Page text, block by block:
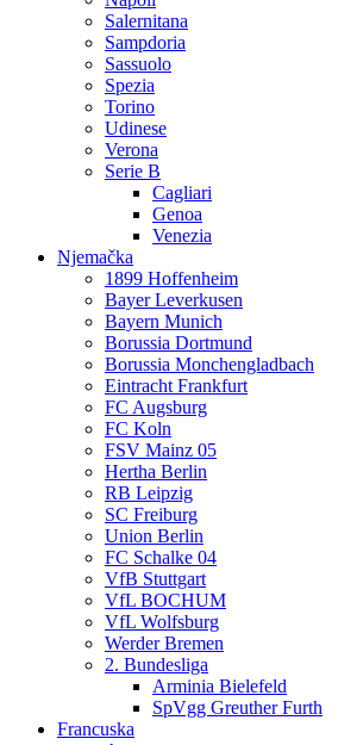
Salernitana
Sampdoria
Sassuolo
Spezia
Torino
Udinese
Verona
Serie B
Cagliari
Genoa
Venezia
Njemačka
1899 Hoffenheim
Bayer Leverkusen
Bayern Munich
Borussia Dortmund
Borussia Monchengladbach
Eintracht Frankfurt
FC Augsburg
FC Koln
FSV Mainz 05
Hertha Berlin
RB Leipzig
SC Freiburg
Union Berlin
FC Schalke 04
VfB Stuttgart
VfL BOCHUM
VfL Wolfsburg
Werder Bremen
2. Bundesliga
Arminia Bielefeld
SpVgg Greuther Furth
Francuska